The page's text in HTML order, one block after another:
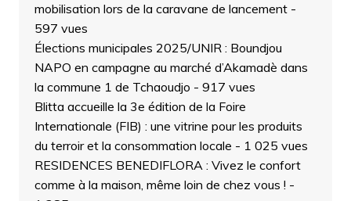
mobilisation lors de la caravane de lancement-
597 vues
Élections municipales 2025/UNIR : Boundjou
NAPO en campagne au marché d’Akamadè dans
la commune 1 de Tchaoudjo - 917 vues
Blitta accueille la 3e édition de la Foire
Internationale (FIB) : une vitrine pour les produits
du terroir et la consommation locale - 1 025 vues
RESIDENCES BENEDIFLORA : Vivez le confort
comme à la maison, même loin de chez vous ! -